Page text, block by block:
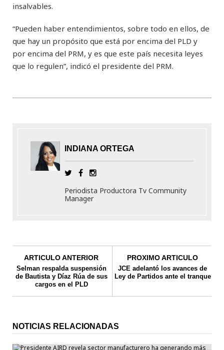
insalvables.
“Pueden haber entendimientos, sobre todo en ellos, de
que hay un propósito que está por encima del PLD y
por encima del PRM, y es que este país necesita leyes
que lo regulen”, indicó el presidente del PRM.
INDIANA ORTEGA
Periodista Productora Tv Community
Manager
ARTICULO ANTERIOR
Selman respalda suspensión
de Bautista y Díaz Rúa de sus
cargos en el PLD
PROXIMO ARTICULO
JCE adelantó los avances de
Ley de Partidos ante el tranque
NOTICIAS RELACIONADAS
Presidente AIRD revela sector manufacturero ha
generando más de 147,000 empleos en primeros